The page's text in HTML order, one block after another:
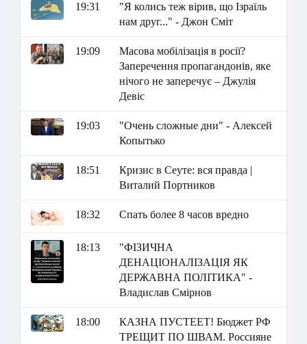
19:31
"Я колись теж вірив, що Ізраїль
нам друг..." - Джон Сміт
19:09
Масова мобілізація в росії?
Заперечення пропагандонів, яке
нічого не заперечує – Джулія
Девіс
19:03
"Очень сложные дни" - Алексей
Копытько
18:51
Кризис в Сеуте: вся правда |
Виталий Портников
18:32 Спать более 8 часов вредно
18:13
"ФІЗИЧНА
ДЕНАЦІОНАЛІЗАЦІЯ ЯК
ДЕРЖАВНА ПОЛІТИКА" -
Владислав Смірнов
18:00
КАЗНА ПУСТЕЕТ! Бюджет РФ
ТРЕЩИТ ПО ШВАМ. Россияне